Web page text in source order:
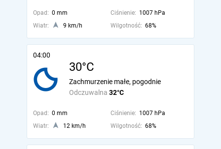
Opad: 0 mm Ciśnienie: 1007 hPa
Wiatr:
9 km/h Wilgotność: 68%
04:00
30°C
Odczuwalna 32°C
Zachmurzenie małe, pogodnie
Opad: 0 mm Ciśnienie: 1007 hPa
Wiatr:
12 km/h Wilgotność: 68%